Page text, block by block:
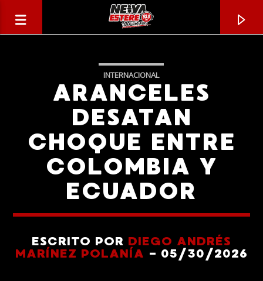
TÍTULO
ARTISTA
INTERNACIONAL
ARANCELES
DESATAN
CHOQUE ENTRE
COLOMBIA Y
ECUADOR
ESCRITO POR DIEGO ANDRÉS
MARÍNEZ POLANÍA - 05/30/2026